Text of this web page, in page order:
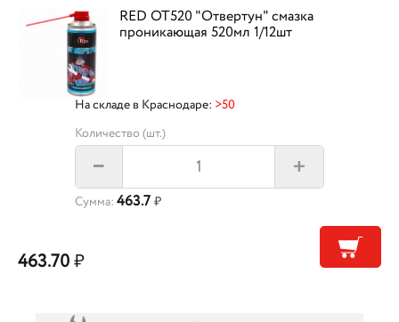
RED OT520 "Отвертун" смазка
проникающая 520мл 1/12шт
На складе в Краснодаре: >50
Количество (шт.)
– +
Сумма: 463.7 ₽
463.70₽